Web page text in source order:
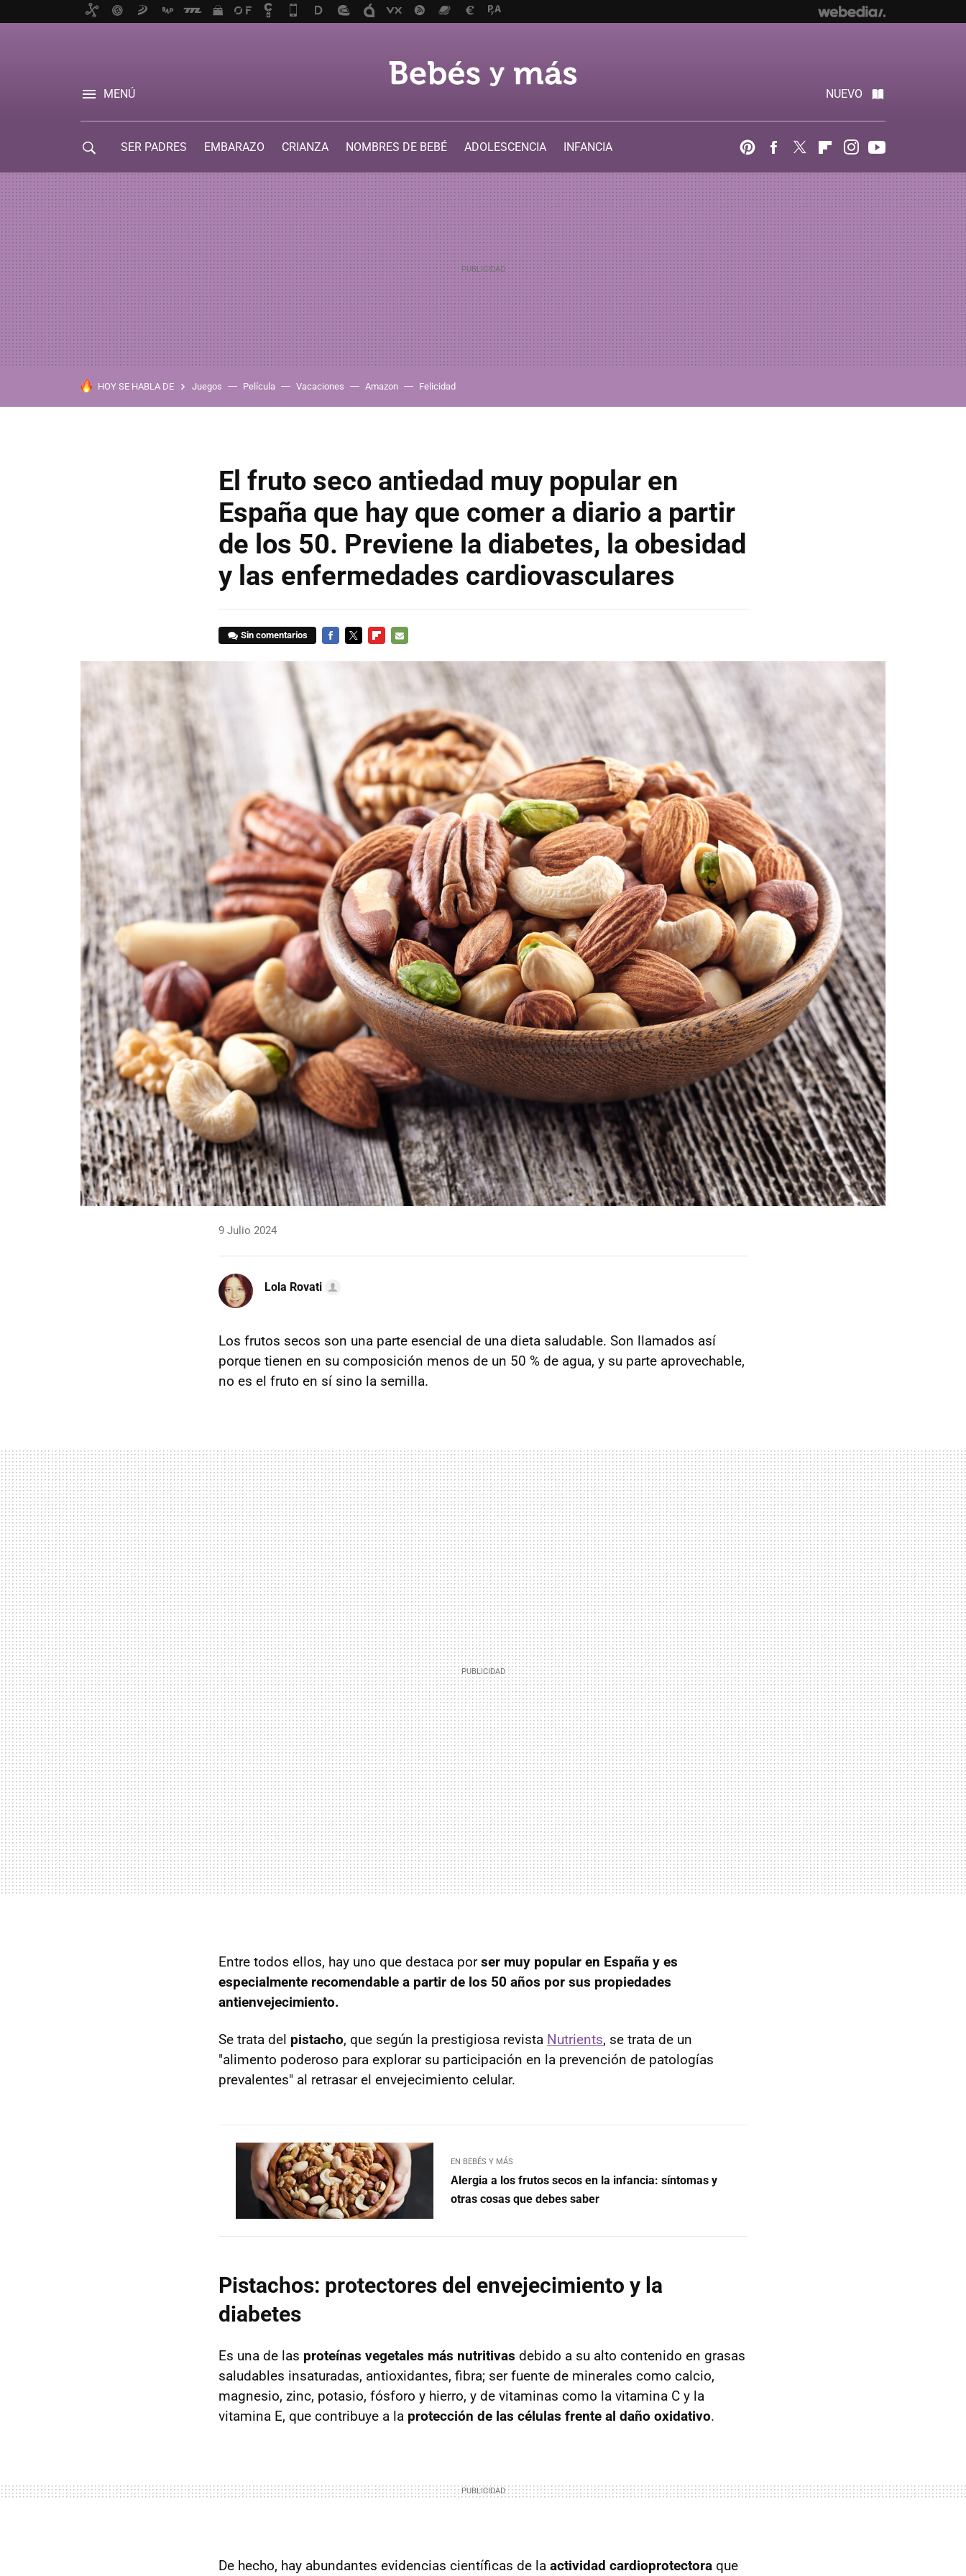
MENÚ NUEVO
SER PADRES EMBARAZO CRIANZA NOMBRES DE BEBÉ ADOLESCENCIA
INFANCIA
PinterestFacebook
Twitter FlipboardInstagram
HOY SE HABLA DE Juegos Película Vacaciones Amazon Felicidad
El fruto seco antiedad muy popular en
España que hay que comer a diario a partir
de los 50. Previene la diabetes, la obesidad
y las enfermedades cardiovasculares
Sin comentarios
9 Julio 2024
Lola Rovati
Los frutos secos son una parte esencial de una dieta saludable. Son llamados así
porque tienen en su composición menos de un 50 % de agua, y su parte aprovechable,
no es el fruto en sí sino la semilla.
Entre todos ellos, hay uno que destaca porser muy popular en España y es
especialmente recomendable a partir de los 50 años por sus propiedades
antienvejecimiento.
Se trata del pistacho, que según la prestigiosa revista Nutrients, se trata de un
"alimento poderoso para explorar su participación en la prevención de patologías
prevalentes" al retrasar el envejecimiento celular.
EN BEBÉS Y MÁS
Alergia a los frutos secos en la infancia: síntomas y
otras cosas que debes saber
Pistachos: protectores del envejecimiento y la
diabetes
Es una de las proteínas vegetales más nutritivas debido a su alto contenido en grasas
saludables insaturadas, antioxidantes, fibra; ser fuente de minerales como calcio,
magnesio, zinc, potasio, fósforo y hierro, y de vitaminas como la vitamina C y la
vitamina E, que contribuye a la protección de las células frente al daño oxidativo.
De hecho, hay abundantes evidencias científicas de la actividad cardioprotectora que